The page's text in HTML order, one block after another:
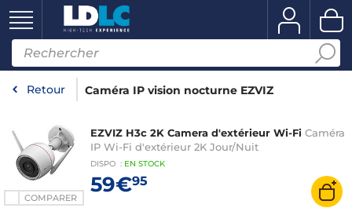
Retour Caméra IP vision nocturne EZVIZ
COMPARER
EZVIZ H3c 2K Camera d'extérieur Wi-Fi Caméra
IP Wi-Fi d'extérieur 2K Jour/Nuit
DISPO : EN STOCK
59€95